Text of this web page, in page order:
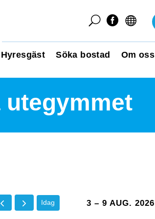


U
Hyresgäst Söka bostad Om oss
Idag 3 – 9 AUG. 2026